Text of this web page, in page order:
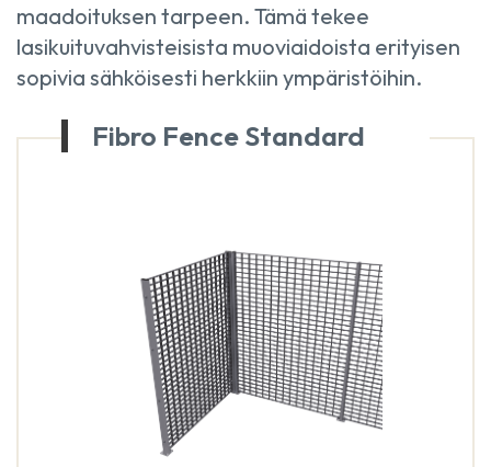
maadoituksen tarpeen. Tämä tekee
lasikuituvahvisteisista muoviaidoista erityisen
sopivia sähköisesti herkkiin ympäristöihin.
Fibro Fence Standard